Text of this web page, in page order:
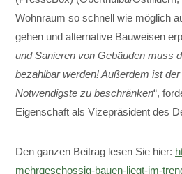
Wohnraum so schnell wie möglich
gehen und alternative Bauweisen
und Sanieren von Gebäuden muss
bezahlbar werden! Außerdem ist
Notwendigste zu beschränken“,
Eigenschaft als Vizepräsident des
Den ganzen Beitrag lesen Sie hier:
mehrgeschossig-bauen-liegt-im-